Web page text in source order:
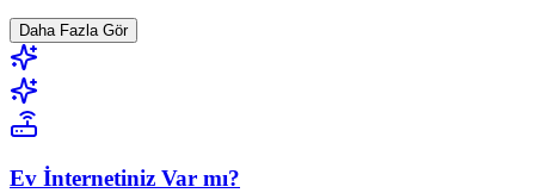
Daha Fazla Gör
Ev İnternetiniz Var mı?